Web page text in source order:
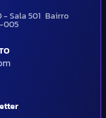
- Sala 501 Bairro
005